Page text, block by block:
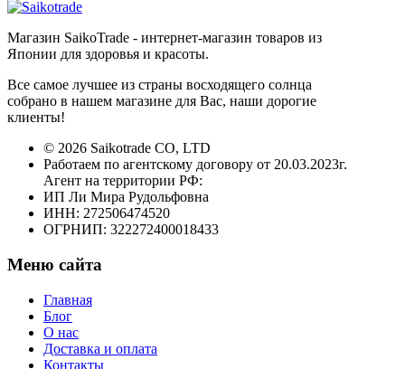
Магазин SaikoTrade - интернет-магазин товаров из
Японии для здоровья и красоты.
Все самое лучшее из страны восходящего солнца
собрано в нашем магазине для Вас, наши дорогие
клиенты!
© 2026 Saikotrade CO, LTD
Работаем по агентскому договору от 20.03.2023г.
Агент на территории РФ:
ИП Ли Мира Рудольфовна
ИНН: 272506474520
ОГРНИП: 322272400018433
Меню сайта
Главная
Блог
О нас
Доставка и оплата
Контакты